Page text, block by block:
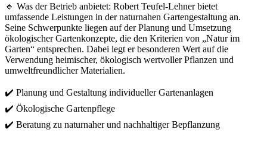
🔹 Was der Betrieb anbietet: Robert Teufel-Lehner bietet
umfassende Leistungen in der naturnahen Gartengestaltung an.
Seine Schwerpunkte liegen auf der Planung und Umsetzung
ökologischer Gartenkonzepte, die den Kriterien von „Natur im
Garten“ entsprechen. Dabei legt er besonderen Wert auf die
Verwendung heimischer, ökologisch wertvoller Pflanzen und
umweltfreundlicher Materialien.
✔️ Planung und Gestaltung individueller Gartenanlagen
✔️ Ökologische Gartenpflege
✔️ Beratung zu naturnaher und nachhaltiger Bepflanzung